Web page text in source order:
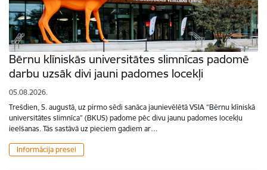
Bērnu klīniskās universitātes slimnīcas padomē
darbu uzsāk divi jauni padomes locekļi
05.08.2026.
Trešdien, 5. augustā, uz pirmo sēdi sanāca jaunievēlētā VSIA “Bērnu klīniskā
universitātes slimnīca” (BKUS) padome pēc divu jaunu padomes locekļu
ieelšanas. Tās sastāvā uz pieciem gadiem ar…
Informācija presei